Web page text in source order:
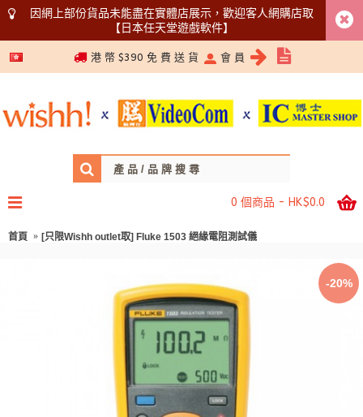
因網上部份貨品未能盡在實體店展示，歡迎客人網購店取
【日本任天堂遊戲軟件】
5366 1340
港 幣 $390 免 費 送 貨 會 員
0 個商品 - HK$0.0
首頁 [只限Wishh outlet取] Fluke 1503 絕緣電阻測試儀
-20%